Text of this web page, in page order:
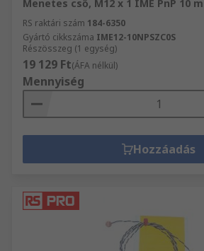
Menetes cső, M12 x 1 IME PnP 10
RS raktári szám 184-6350
Gyártó cikkszáma IME12-10NPSZC0S
Részösszeg (1 egység)
19 129 Ft(ÁFA nélkül)
Mennyiség
Hozzáadás